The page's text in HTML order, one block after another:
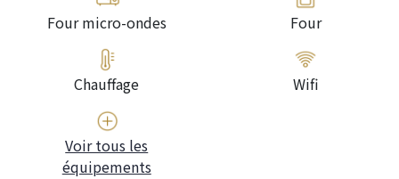
Four micro-ondes Four
Chauffage Wifi
Voir tous les
équipements